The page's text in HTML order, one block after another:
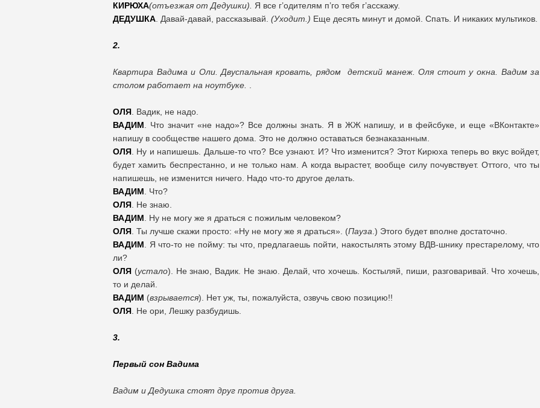
КИРЮХА(отъезжая от Дедушки). Я все г’одителям п’го тебя г’асскажу.
ДЕДУШКА . Давай-давай, рассказывай. (Уходит.) Еще десять минут и домой. Спать. И никаких мультиков.
2.
Квартира Вадима и Оли. Двуспальная кровать, рядом детский манеж. Оля стоит у окна. Вадим за
столом работает на ноутбуке.
ОЛЯ . Вадик, не надо.
ВАДИМ . Что значит «не надо»? Все должны знать. Я в ЖЖ напишу, и в фейсбуке, и еще «ВКонтакте»
напишу в сообществе нашего дома. Это не должно оставаться безнаказанным.
ОЛЯ . Ну и напишешь. Дальше-то что? Все узнают. И? Что изменится? Этот Кирюха теперь во вкус войдет,
будет хамить беспрестанно, и не только нам. А когда вырастет, вообще силу почувствует. Оттого, что ты
напишешь, не изменится ничего. Надо что-то другое делать.
ВАДИМ . Что?
ОЛЯ . Не знаю.
ВАДИМ . Ну не могу же я драться с пожилым человеком?
ОЛЯ . Ты лучше скажи просто: «Ну не могу же я драться». (Пауза .) Этого будет вполне достаточно.
ВАДИМ . Я что-то не пойму: ты что, предлагаешь пойти, накостылять этому ВДВ-шнику престарелому, что
ли?
ОЛЯ (устало). Не знаю, Вадик. Не знаю. Делай, что хочешь. Костыляй, пиши, разговаривай. Что хочешь,
то и делай.
ВАДИМ (взрывается). Нет уж, ты, пожалуйста, озвучь свою позицию!!
ОЛЯ . Не ори, Лешку разбудишь.
3.
Первый сон Вадима
Вадим и Дедушка стоят друг против друга.